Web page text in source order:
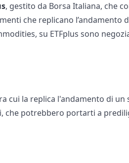
, gestito da Borsa Italiana, che
che replicano l’andamento
su ETFplus sono
cui la replica l'andamento di
che potrebbero portarti a